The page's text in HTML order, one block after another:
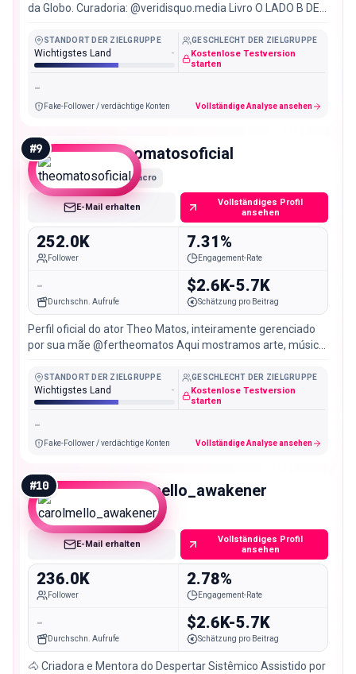
da Globo. Curadoria: @veridisquo.media Livro O LADO B DE
STANDORT DER ZIELGRUPPE
Wichtigstes Land -
GESCHLECHT DER ZIELGRUPPE
Kostenlose Testversion
starten
-
Fake-Follower / verdächtige Konten Vollständige Analyse ansehen
#9 theomatosoficial
Macro
E-Mail erhalten
Vollständiges Profil
ansehen
252.0K
Follower
7.31%
Engagement-Rate
-
Durchschn. Aufrufe
$2.6K-5.7K
Schätzung pro Beitrag
Perfil oficial do ator Theo Matos, inteiramente gerenciado
por sua mãe @fertheomatos Aqui mostramos arte, música
STANDORT DER ZIELGRUPPE
Wichtigstes Land -
GESCHLECHT DER ZIELGRUPPE
Kostenlose Testversion
starten
-
Fake-Follower / verdächtige Konten Vollständige Analyse ansehen
#10 carolmello_awakener
Macro
E-Mail erhalten
Vollständiges Profil
ansehen
236.0K
Follower
2.78%
Engagement-Rate
-
Durchschn. Aufrufe
$2.6K-5.7K
Schätzung pro Beitrag
🐴 Criadora e Mentora do Despertar Sistêmico Assistido por